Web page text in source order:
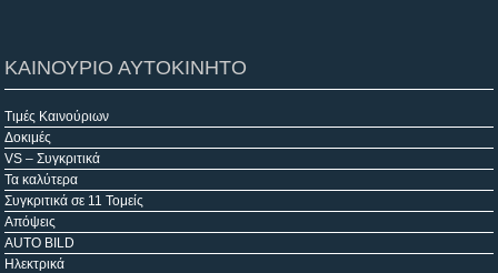
ΚΑΙΝΟΥΡΙΟ ΑΥΤΟΚΙΝΗΤΟ
Τιμές Καινούριων
Δοκιμές
VS – Συγκριτικά
Τα καλύτερα
Συγκριτικά σε 11 Τομείς
Απόψεις
AUTO BILD
Ηλεκτρικά